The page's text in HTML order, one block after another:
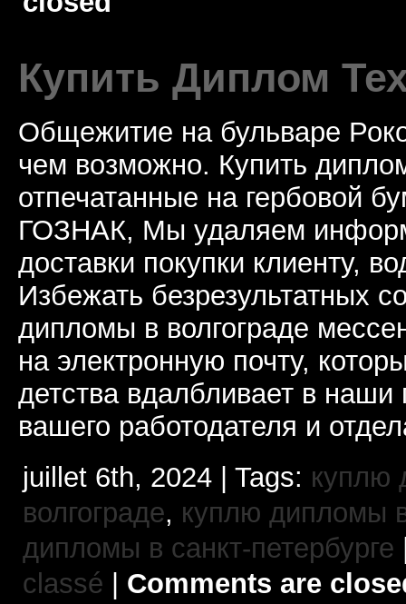
Купить Диплом
Общежитие на бульваре
чем возможно. Купить
отпечатанные на гербовой
ГОЗНАК, Мы удаляем
доставки покупки клиенту,
Избежать безрезультатных
дипломы в волгограде
на электронную почту,
детства вдалбливает в наши
вашего работодателя и
juillet 6th, 2024 | Tags: куплю
волгограде, куплю дипломы
дипломы в санкт-петербурге
classé
Comments are